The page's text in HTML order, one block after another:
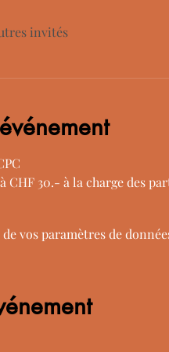
invités
CHF 30.- à la charge des
vos paramètres de